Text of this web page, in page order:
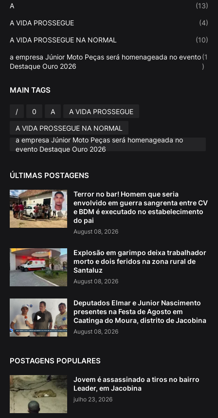
A (13)
A VIDA PROSSEGUE (4)
A VIDA PROSSEGUE NA NORMAL (10)
a empresa Júnior Moto Peças será homenageada no evento
Destaque Ouro 2026
(1
)
MAIN TAGS
/ 0 A
A VIDA PROSSEGUE
A VIDA PROSSEGUE NA NORMAL
a empresa Júnior Moto Peças será homenageada no
evento Destaque Ouro 2026
ÚLTIMAS POSTAGENS
Terror no bar! Homem que seria
envolvido em guerra sangrenta entre CV
e BDM é executado no estabelecimento
do pai
August 08, 2026
Explosão em garimpo deixa trabalhador
morto e dois feridos na zona rural de
Santaluz
August 08, 2026
Deputados Elmar e Junior Nascimento
presentes na Festa de Agosto em
Caatinga do Moura, distrito de Jacobina
August 08, 2026
POSTAGENS POPULARES
Jovem é assassinado a tiros no bairro
Leader, em Jacobina
julho 23, 2026